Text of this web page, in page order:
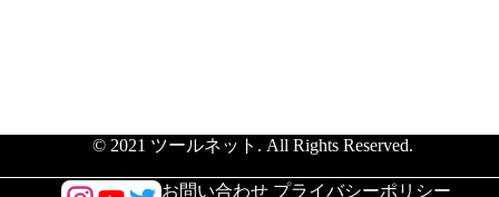
お問い合わせ プライバシーポリシー
© 2021 ツールネット. All Rights Reserved.